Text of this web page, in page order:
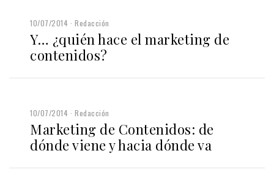
10/07/2014 Redacción
Y… ¿quién hace el marketing de
contenidos?
10/07/2014 Redacción
Marketing de Contenidos: de
dónde viene y hacia dónde va